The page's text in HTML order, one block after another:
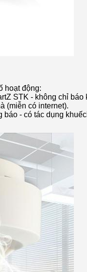
hoạt động:
STK - không chỉ báo
(miễn có internet).
- có tác dụng